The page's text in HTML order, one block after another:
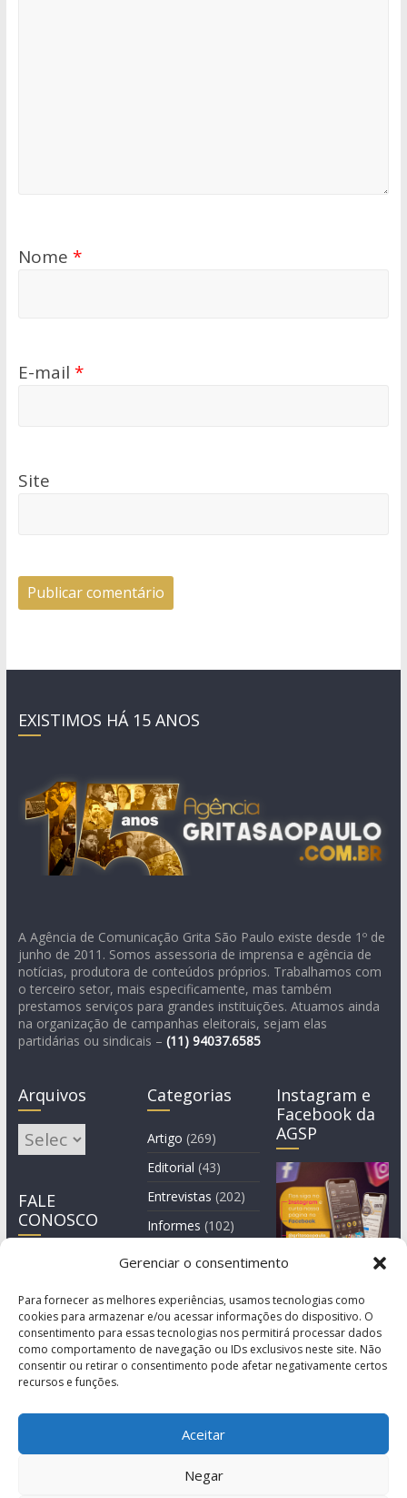
Gerenciar o consentimento
Para fornecer as melhores experiências, usamos tecnologias como
cookies para armazenar e/ou acessar informações do dispositivo. O
consentimento para essas tecnologias nos permitirá processar dados
como comportamento de navegação ou IDs exclusivos neste site. Não
consentir ou retirar o consentimento pode afetar negativamente certos
recursos e funções.
Aceitar
Negar
Nome *
E-mail *
Site
EXISTIMOS HÁ 15 ANOS
A Agência de Comunicação Grita São Paulo existe desde 1º de
junho de 2011. Somos assessoria de imprensa e agência de
notícias, produtora de conteúdos próprios. Trabalhamos com
o terceiro setor, mais especificamente, mas também
prestamos serviços para grandes instituições. Atuamos ainda
na organização de campanhas eleitorais, sejam elas
partidárias ou sindicais – (11) 94037.6585
Arquivos
Arquivos
FALE
CONOSCO
Categorias
Artigo (269)
Editorial (43)
Entrevistas (202)
Informes (102)
Manchete
Instagram e
Facebook da
AGSP
© Copyright 2011-2026